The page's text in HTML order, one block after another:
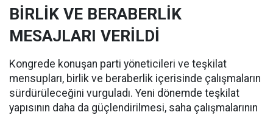
BİRLİK VE BERABERLİK
MESAJLARI VERİLDİ
Kongrede konuşan parti yöneticileri ve teşkilat
mensupları, birlik ve beraberlik içerisinde çalışmaların
sürdürüleceğini vurguladı. Yeni dönemde teşkilat
yapısının daha da güçlendirilmesi, saha çalışmalarının